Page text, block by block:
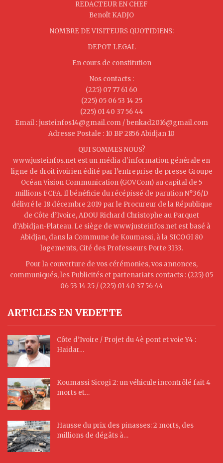
REDACTEUR EN CHEF
Benoît KADJO
NOMBRE DE VISITEURS QUOTIDIENS:
DEPOT LEGAL
En cours de constitution
Nos contacts :
(225) 07 77 61 60
(225) 05 06 53 14 25
(225) 01 40 37 56 44
Email : justeinfos14@gmail.com / benkad2016@gmail.com
Adresse Postale : 10 BP 2856 Abidjan 10
QUI SOMMES NOUS?
www.justeinfos.net est un média d'information générale en
ligne de droit ivoirien édité par l’entreprise de presse Groupe
Océan Vision Communication (GOVCom) au capital de 5
millions FCFA. Il bénéficie du récépissé de parution N°36/D
délivré le 18 décembre 2019 par le Procureur de la République
de Côte d’Ivoire, ADOU Richard Christophe au Parquet
d’Abidjan-Plateau. Le siège de www.justeinfos.net est basé à
Abidjan, dans la Commune de Koumassi, à la SICOGI 80
logements, Cité des Professeurs Porte 3133.
Pour la couverture de vos cérémonies, vos annonces,
communiqués, les Publicités et partenariats contacts : (225) 05
06 53 14 25 / (225) 01 40 37 56 44
ARTICLES EN VEDETTE
Côte d’Ivoire / Projet du 4è pont et voie Y4 :
Haidar…
Koumassi Sicogi 2: un véhicule incontrôlé fait 4
morts et…
Hausse du prix des pinasses: 2 morts, des
millions de dégâts à…